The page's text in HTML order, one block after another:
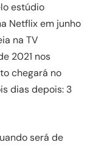
estúdio
Netflix em junho
na TV
2021 nos
chegará no
dias depois: 3
será de